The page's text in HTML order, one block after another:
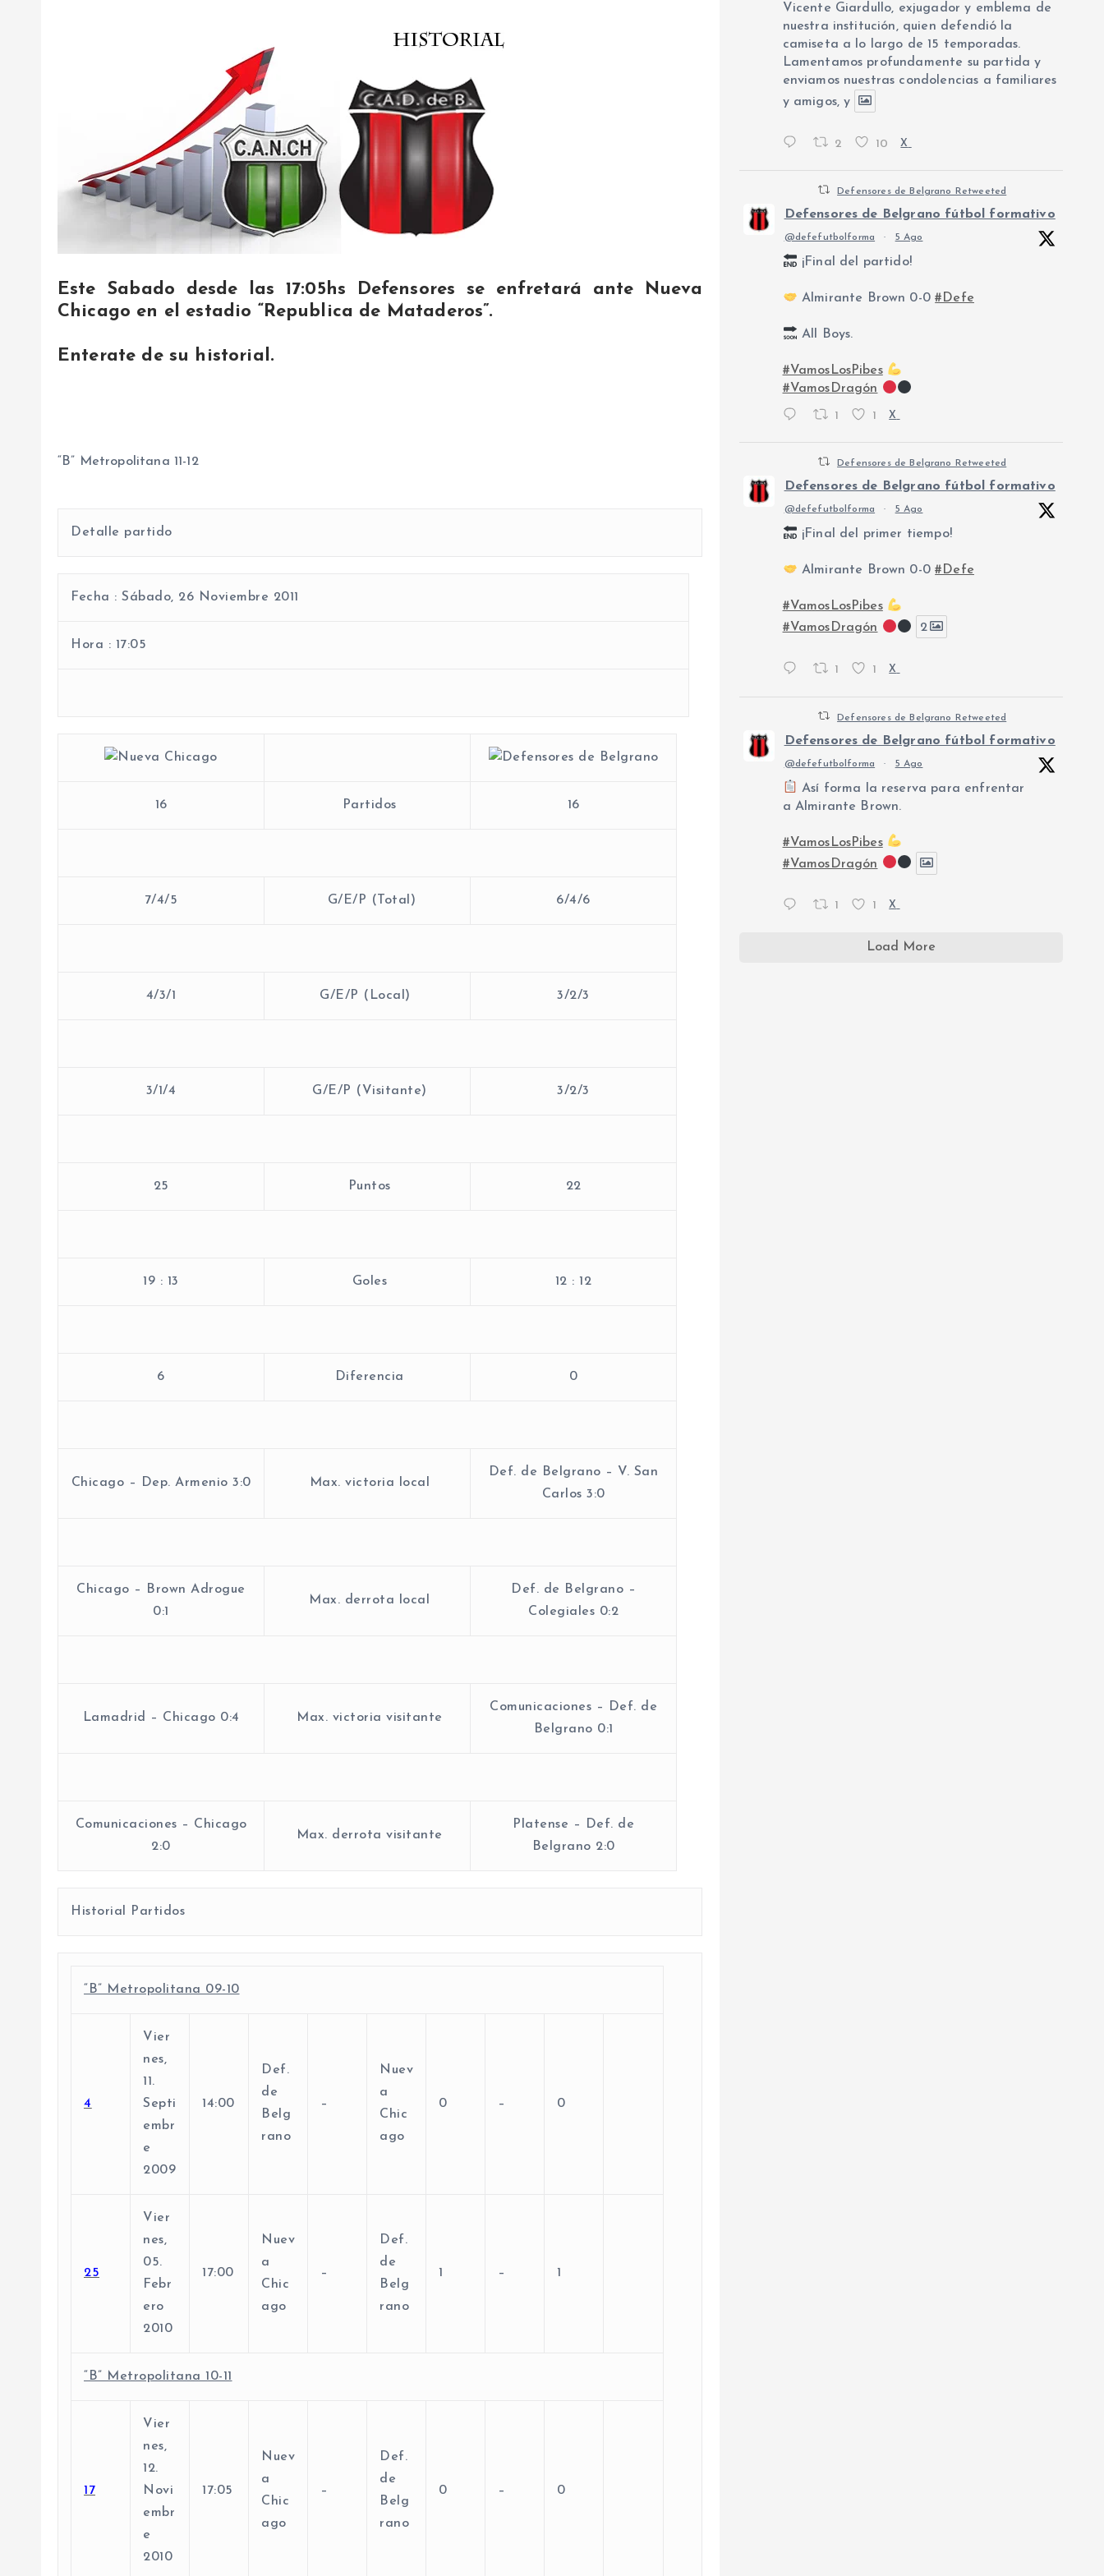
Este Sabado desde las 17:05hs Defensores se enfretará ante Nueva
Chicago en el estadio “Republica de Mataderos”.
Enterate de su historial.
“B” Metropolitana 11-12
Detalle partido
Fecha : Sábado, 26 Noviembre 2011
Hora : 17:05
16 Partidos 16
7/4/5 G/E/P (Total) 6/4/6
4/3/1 G/E/P (Local) 3/2/3
3/1/4 G/E/P (Visitante) 3/2/3
25 Puntos 22
19 : 13 Goles 12 : 12
6 Diferencia 0
Chicago – Dep. Armenio 3:0 Max. victoria local
Def. de Belgrano – V. San
Carlos 3:0
Chicago – Brown Adrogue
0:1
Max. derrota local
Def. de Belgrano –
Colegiales 0:2
Lamadrid – Chicago 0:4 Max. victoria visitante
Comunicaciones – Def. de
Belgrano 0:1
Comunicaciones – Chicago
2:0
Max. derrota visitante
Platense – Def. de
Belgrano 2:0
Historial Partidos
“B” Metropolitana 09-10
4
Vier
nes,
11.
Septi
embr
e
2009
14:00
Def.
de
Belg
rano
–
Nuev
a
Chic
ago
0 – 0
25
Vier
nes,
05.
Febr
ero
2010
17:00
Nuev
a
Chic
ago
–
Def.
de
Belg
rano
1 – 1
“B” Metropolitana 10-11
17
Vier
nes,
12.
Novi
embr
e
2010
17:05
Nuev
a
Chic
ago
–
Def.
de
Belg
rano
0 – 0
Vicente Giardullo, exjugador y emblema de
nuestra institución, quien defendió la
camiseta a lo largo de 15 temporadas.
Lamentamos profundamente su partida y
enviamos nuestras condolencias a familiares
y amigos, y
2 10 X
Defensores de Belgrano Retweeted
Defensores de Belgrano fútbol formativo
@defefutbolforma · 5 Ago
¡Final del partido!
Almirante Brown 0-0#Defe
All Boys.
#VamosLosPibes
#VamosDragón
1 1 X
Defensores de Belgrano Retweeted
Defensores de Belgrano fútbol formativo
@defefutbolforma · 5 Ago
¡Final del primer tiempo!
Almirante Brown 0-0#Defe
#VamosLosPibes
#VamosDragón
2
1 1 X
Defensores de Belgrano Retweeted
Defensores de Belgrano fútbol formativo
@defefutbolforma · 5 Ago
Así forma la reserva para enfrentar
a Almirante Brown.
#VamosLosPibes
#VamosDragón
1 1 X
Load More